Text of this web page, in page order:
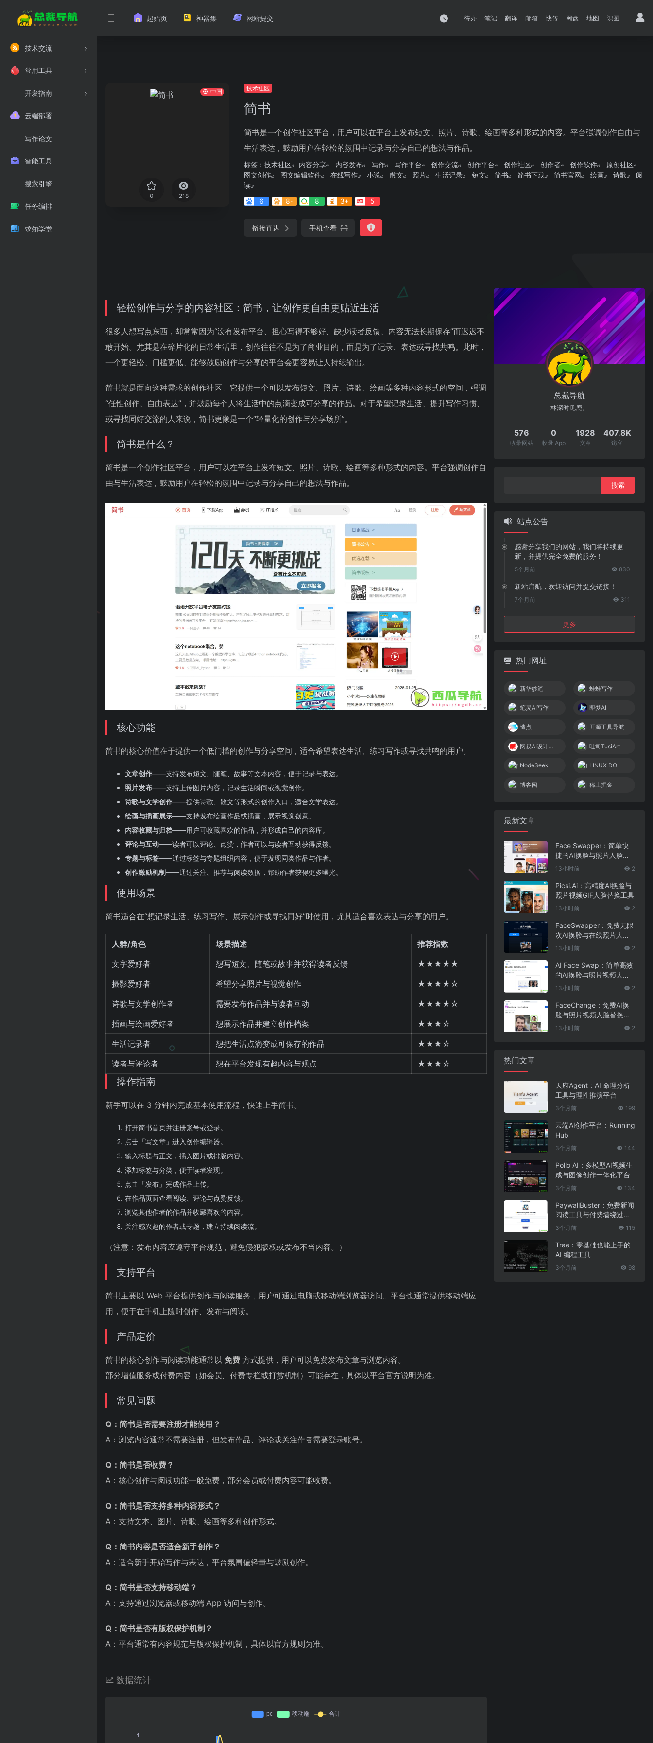
技术交流
常用工具
开发指南
云端部署
写作论文
智能工具
搜索引擎
任务编排
求知学堂
起始页 神器集 网站提交 待办 笔记 翻译 邮箱 快传 网盘 地图 识图
中国
0 218
技术社区
简书
简书是一个创作社区平台，用户可以在平台上发布短文、照片、诗歌、绘画等多种形式的内容。平台强调创作自由与
生活表达，鼓励用户在轻松的氛围中记录与分享自己的想法与作品。
标签： 技术社区 内容分享 内容发布 写作 写作平台 创作交流 创作平台 创作社区 创作者 创作软件
原创社区
图文创作
图文编辑软件 在线写作 小说 散文 照片 生活记录 短文 简书 简书下载 简书官网 绘画 诗歌
阅
读
6
8- 8 3+ 5
链接直达 手机查看
轻松创作与分享的内容社区：简书，让创作更自由更贴近生活
很多人想写点东西，却常常因为“没有发布平台、担心写得不够好、缺少读者反馈、内容无法长期保存”而迟迟不
敢开始。尤其是在碎片化的日常生活里，创作往往不是为了商业目的，而是为了记录、表达或寻找共鸣。此时，
一个更轻松、门槛更低、能够鼓励创作与分享的平台会更容易让人持续输出。
简书就是面向这种需求的创作社区。它提供一个可以发布短文、照片、诗歌、绘画等多种内容形式的空间，强调
“任性创作、自由表达”，并鼓励每个人将生活中的点滴变成可分享的作品。对于希望记录生活、提升写作习惯、
或寻找同好交流的人来说，简书更像是一个“轻量化的创作与分享场所”。
简书是什么？
简书是一个创作社区平台，用户可以在平台上发布短文、照片、诗歌、绘画等多种形式的内容。平台强调创作自
由与生活表达，鼓励用户在轻松的氛围中记录与分享自己的想法与作品。
核心功能
简书的核心价值在于提供一个低门槛的创作与分享空间，适合希望表达生活、练习写作或寻找共鸣的用户。
文章创作——支持发布短文、随笔、故事等文本内容，便于记录与表达。
照片发布——支持上传图片内容，记录生活瞬间或视觉创作。
诗歌与文学创作——提供诗歌、散文等形式的创作入口，适合文学表达。
绘画与插画展示——支持发布绘画作品或插画，展示视觉创意。
内容收藏与归档——用户可收藏喜欢的作品，并形成自己的内容库。
评论与互动——读者可以评论、点赞，作者可以与读者互动获得反馈。
专题与标签——通过标签与专题组织内容，便于发现同类作品与作者。
创作激励机制——通过关注、推荐与阅读数据，帮助作者获得更多曝光。
使用场景
简书适合在“想记录生活、练习写作、展示创作或寻找同好”时使用，尤其适合喜欢表达与分享的用户。
人群/角色 场景描述 推荐指数
文字爱好者 想写短文、随笔或故事并获得读者反馈 ★★★★★
摄影爱好者 希望分享照片与视觉创作 ★★★★☆
诗歌与文学创作者 需要发布作品并与读者互动 ★★★★☆
插画与绘画爱好者 想展示作品并建立创作档案 ★★★☆
生活记录者 想把生活点滴变成可保存的作品 ★★★☆
读者与评论者 想在平台发现有趣内容与观点 ★★★☆
操作指南
新手可以在 3 分钟内完成基本使用流程，快速上手简书。
打开简书首页并注册账号或登录。
点击「写文章」进入创作编辑器。
输入标题与正文，插入图片或排版内容。
添加标签与分类，便于读者发现。
点击「发布」完成作品上传。
在作品页面查看阅读、评论与点赞反馈。
浏览其他作者的作品并收藏喜欢的内容。
关注感兴趣的作者或专题，建立持续阅读流。
（注意：发布内容应遵守平台规范，避免侵犯版权或发布不当内容。）
支持平台
简书主要以 Web 平台提供创作与阅读服务，用户可通过电脑或移动端浏览器访问。平台也通常提供移动端应
用，便于在手机上随时创作、发布与阅读。
产品定价
简书的核心创作与阅读功能通常以 免费 方式提供，用户可以免费发布文章与浏览内容。
部分增值服务或付费内容（如会员、付费专栏或打赏机制）可能存在，具体以平台官方说明为准。
常见问题
Q：简书是否需要注册才能使用？
A：浏览内容通常不需要注册，但发布作品、评论或关注作者需要登录账号。
Q：简书是否收费？
A：核心创作与阅读功能一般免费，部分会员或付费内容可能收费。
Q：简书是否支持多种内容形式？
A：支持文本、图片、诗歌、绘画等多种创作形式。
Q：简书内容是否适合新手创作？
A：适合新手开始写作与表达，平台氛围偏轻量与鼓励创作。
Q：简书是否支持移动端？
A：支持通过浏览器或移动端 App 访问与创作。
Q：简书是否有版权保护机制？
A：平台通常有内容规范与版权保护机制，具体以官方规则为准。
数据统计
总裁导航
林深时见鹿。
576
收录网站
0
收录 App
1928
文章
407.8K
访客
站点公告
感谢分享我们的网站，我们将持续更
新，并提供完全免费的服务！
5个月前 830
新站启航，欢迎访问并提交链接！
7个月前 311
更多
热门网址
新华妙笔 蛙蛙写作
笔灵AI写作 即梦AI
造点 开源工具导航
网易AI设计工坊 吐司TusiArt
NodeSeek LINUX DO
博客园 稀土掘金
最新文章
Face Swapper：简单快
捷的AI换脸与照片人脸编
辑应用
13小时前 2
Picsi.Ai：高精度AI换脸与
照片视频GIF人脸替换工具
13小时前 2
FaceSwapper：免费无限
次AI换脸与在线照片人脸
替换工具
13小时前 2
AI Face Swap：简单高效
的AI换脸与照片视频人脸
替换工具
13小时前 2
FaceChange：免费AI换
脸与照片视频人脸替换工
具
13小时前 2
热门文章
天府Agent：AI 命理分析
工具与理性推演平台
3个月前 199
云端AI创作平台：Running
Hub
3个月前 144
Pollo AI：多模型AI视频生
成与图像创作一体化平台
3个月前 134
PaywallBuster：免费新闻
阅读工具与付费墙绕过助
手
3个月前 115
Trae：零基础也能上手的
AI 编程工具
3个月前 98